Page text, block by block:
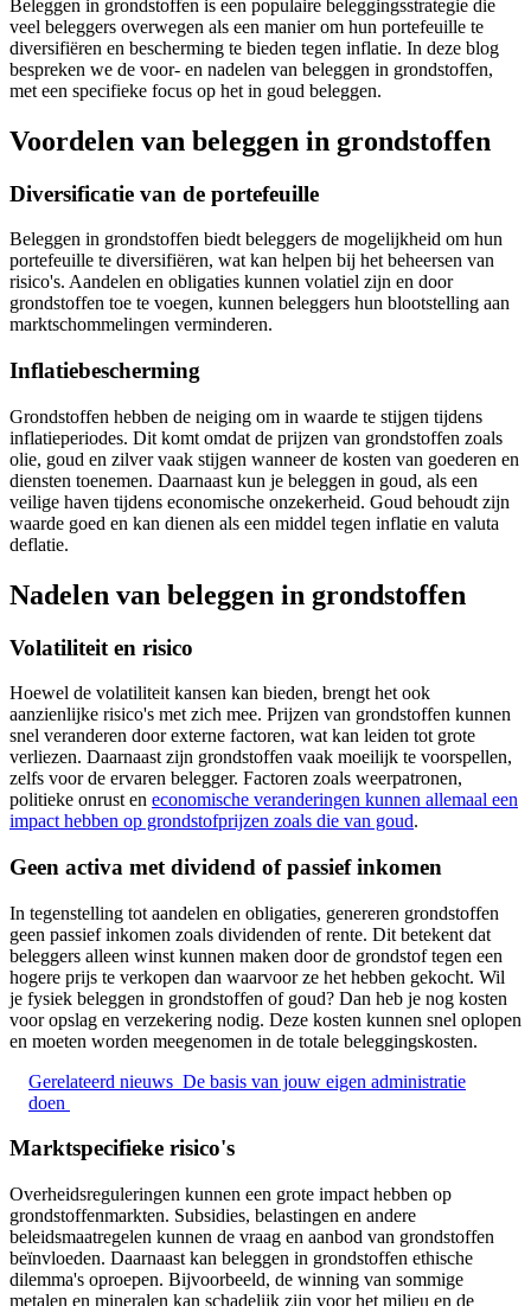
Beleggen in grondstoffen is een populaire beleggingsstrategie die
veel beleggers overwegen als een manier om hun portefeuille te
diversifiëren en bescherming te bieden tegen inflatie. In deze blog
bespreken we de voor- en nadelen van beleggen in grondstoffen,
met een specifieke focus op het in goud beleggen.
Voordelen van beleggen in grondstoffen
Diversificatie van de portefeuille
Beleggen in grondstoffen biedt beleggers de mogelijkheid om hun
portefeuille te diversifiëren, wat kan helpen bij het beheersen van
risico's. Aandelen en obligaties kunnen volatiel zijn en door
grondstoffen toe te voegen, kunnen beleggers hun blootstelling aan
marktschommelingen verminderen.
Inflatiebescherming
Grondstoffen hebben de neiging om in waarde te stijgen tijdens
inflatieperiodes. Dit komt omdat de prijzen van grondstoffen zoals
olie, goud en zilver vaak stijgen wanneer de kosten van goederen en
diensten toenemen. Daarnaast kun je beleggen in goud, als een
veilige haven tijdens economische onzekerheid. Goud behoudt zijn
waarde goed en kan dienen als een middel tegen inflatie en valuta
deflatie.
Nadelen van beleggen in grondstoffen
Volatiliteit en risico
Hoewel de volatiliteit kansen kan bieden, brengt het ook
aanzienlijke risico's met zich mee. Prijzen van grondstoffen kunnen
snel veranderen door externe factoren, wat kan leiden tot grote
verliezen. Daarnaast zijn grondstoffen vaak moeilijk te voorspellen,
zelfs voor de ervaren belegger. Factoren zoals weerpatronen,
politieke onrust en economische veranderingen kunnen allemaal een
impact hebben op grondstofprijzen zoals die van goud.
Geen activa met dividend of passief inkomen
In tegenstelling tot aandelen en obligaties, genereren grondstoffen
geen passief inkomen zoals dividenden of rente. Dit betekent dat
beleggers alleen winst kunnen maken door de grondstof tegen een
hogere prijs te verkopen dan waarvoor ze het hebben gekocht. Wil
je fysiek beleggen in grondstoffen of goud? Dan heb je nog kosten
voor opslag en verzekering nodig. Deze kosten kunnen snel oplopen
en moeten worden meegenomen in de totale beleggingskosten.
Gerelateerd nieuws De basis van jouw eigen administratie
doen
Marktspecifieke risico's
Overheidsreguleringen kunnen een grote impact hebben op
grondstoffenmarkten. Subsidies, belastingen en andere
beleidsmaatregelen kunnen de vraag en aanbod van grondstoffen
beïnvloeden. Daarnaast kan beleggen in grondstoffen ethische
dilemma's oproepen. Bijvoorbeeld, de winning van sommige
metalen en mineralen kan schadelijk zijn voor het milieu en de